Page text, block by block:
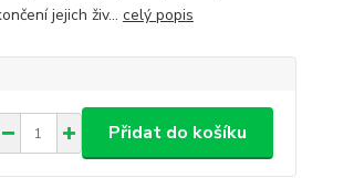
jejich živ... celý popis
Přidat do košíku